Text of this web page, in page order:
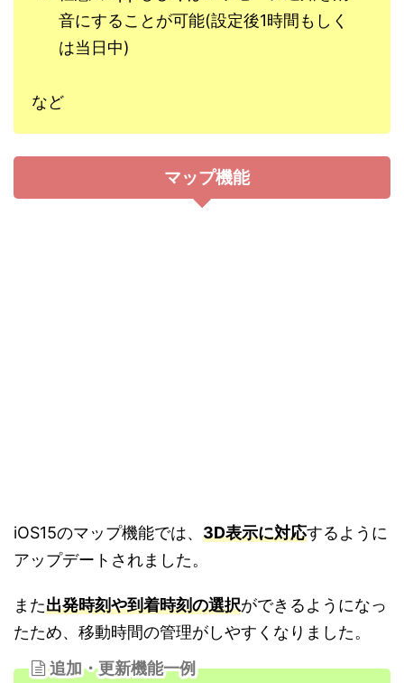
音にすることが可能(設定後1時間もしく
は当日中)
など
マップ機能
iOS15のマップ機能では、 3D表示に対応するように
アップデートされました。
また出発時刻や到着時刻の選択ができるようになっ
たため、移動時間の管理がしやすくなりました。
追加・更新機能一例